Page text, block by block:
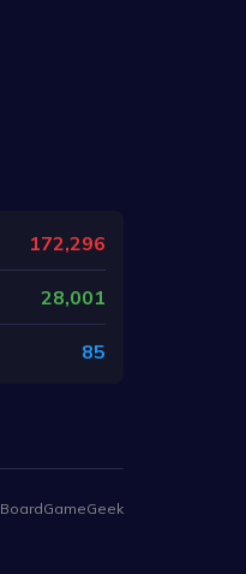
172,296
28,001
85
BoardGameGeek